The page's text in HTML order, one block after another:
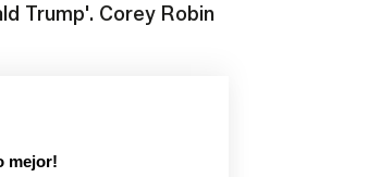
Trump'. Corey Robin
mejor!